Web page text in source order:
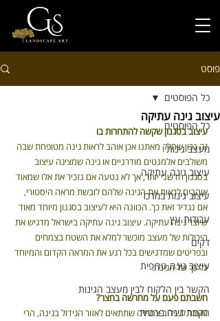
פוסט
כל הפוסטים
מעצב גינות
עיצוב גינה עתיקה
עיצוב גינות במרכז
עבודות עץ
דקים
עיצוב גינה טרופית
הקשר בין הלקוח לבין מעצב הגינות
הקמת גינה פרטית
כל הפוסטים
עיצוב גינה עתיקה
עיצוב בסגנון שקשה להתחרות בו
זה נכון שחלק מאתנו אכן אוהב לראות גינה מטופחת שבה
משולבים אלמנטים מודרניים או גינה שמציגה עיצוב
בסגנון חדשני יותר, אך לא נטעה אם נזכיר את אלו שמאוד
אוהבים לראות את הגינה שלהם לובשת מראה היסטורי,
אם נגדיר זאת כך. הכוונה היא לעיצוב בסגנון מיוחד מאוד
שיוצר גינה עתיקה. עיצוב גינה עתיקה בישראל מדגיש את
היכולות של מעצב מוכשר למלא את השטח בצמחים
ובפריטים שמדגישים בכל רגע את המראה הקדום והמיוחד
כל כך של הגינה.
חשבתם פעם על מחרשה בחצר?
מעבר לשילוב צמחיה שתתאים לאזור הגידול בגינה, הרי